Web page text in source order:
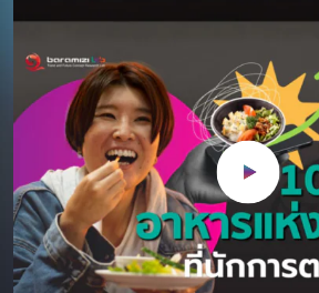
AI ผู้ช่วยที่แท้จริง ปี 2026 เป็นปีที่ AI
จะก้าวจากเครื่องมือสร้างคอนเทนต์
(Generative AI) ไปสู่ “Agentic AI” ที่
สามารถทำงานแทนมนุษย์ได้อย่าง
อัตโนมัติและชาญฉลาด AI ในปี 2026 จะ
ไม่ใช่แค่ตอบคำถามหรือสร้างภาพ แต่จะ
สามารถวางแผนแคมเปญ วิเคราะห์ข้อมูล
ลูกค้า ปรับกลยุทธ์แบบเรียลไทม์ และดำ
เนินการตั […]